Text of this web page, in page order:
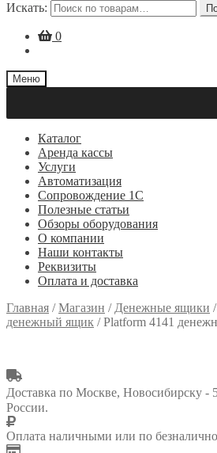
Искать:
0
Меню
Каталог
Аренда кассы
Услуги
Автоматизация
Сопровождение 1С
Полезные статьи
Обзоры оборудования
О компании
Наши контакты
Реквизиты
Оплата и доставка
Главная /Магазин / Денежные ящики /
денежный ящик /Platform 4141
Доставка по Москве, Новосибирску -
России.
Оплата наличными или по